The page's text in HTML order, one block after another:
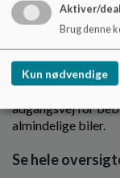
længere, skal
Busforbindelse
Linje 16 stopper
meter fra Huset
adgangsvej for
almindelige biler.
Se hele
Aktiver/
Brug denne
Kun nødvendige